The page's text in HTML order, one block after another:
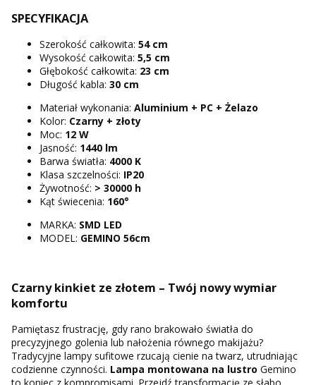
SPECYFIKACJA
Szerokość całkowita: 54 cm
Wysokość całkowita: 5,5 cm
Głębokość całkowita: 23 cm
Długość kabla: 30 cm
Materiał wykonania: Aluminium + PC + Żelazo
Kolor: Czarny + złoty
Moc: 12 W
Jasność: 1440 lm
Barwa światła: 4000 K
Klasa szczelności: IP20
Żywotność: > 30000 h
Kąt świecenia: 160°
MARKA: SMD LED
MODEL: GEMINO 56cm
Czarny kinkiet ze złotem – Twój nowy wymiar
komfortu
Pamiętasz frustrację, gdy rano brakowało światła do
precyzyjnego golenia lub nałożenia równego makijażu?
Tradycyjne lampy sufitowe rzucają cienie na twarz, utrudniając
codzienne czynności. Lampa montowana na lustro Gemino